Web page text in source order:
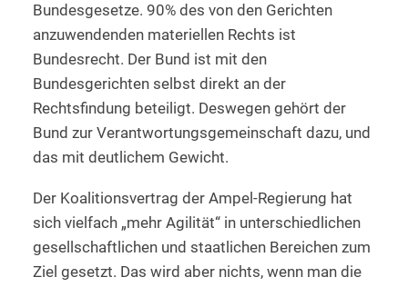
Bundesgesetze. 90% des von den Gerichten
anzuwendenden materiellen Rechts ist
Bundesrecht. Der Bund ist mit den
Bundesgerichten selbst direkt an der
Rechtsfindung beteiligt. Deswegen gehört der
Bund zur Verantwortungsgemeinschaft dazu, und
das mit deutlichem Gewicht.
Der Koalitionsvertrag der Ampel-Regierung hat
sich vielfach „mehr Agilität“ in unterschiedlichen
gesellschaftlichen und staatlichen Bereichen zum
Ziel gesetzt. Das wird aber nichts, wenn man die